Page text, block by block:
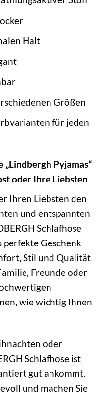
Halt
Größen
für jeden
„Lindbergh Pyjamas“
oder Ihre Liebsten
Ihren Liebsten den
und entspannten
Schlafhose
perfekte Geschenk
Stil und Qualität
Freunde oder
wie wichtig Ihnen
oder
Schlafhose ist
gut ankommt.
und machen Sie